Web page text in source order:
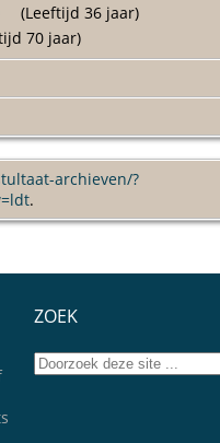
(Leeftijd 36 jaar)
70 jaar)
archieven/?
.
ZOEK